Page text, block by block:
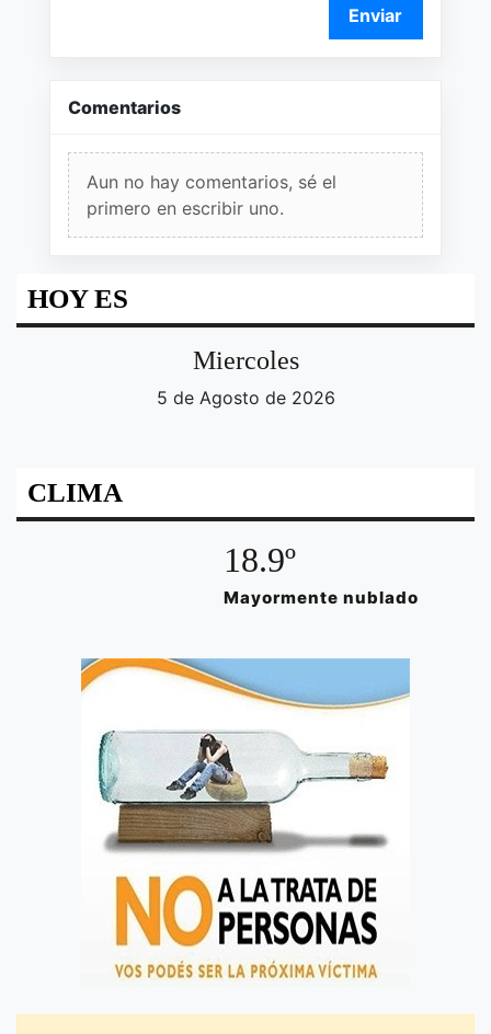
Enviar
Comentarios
Aun no hay comentarios, sé el
primero en escribir uno.
HOY ES
Miercoles
5 de Agosto de 2026
CLIMA
18.9º
Mayormente nublado